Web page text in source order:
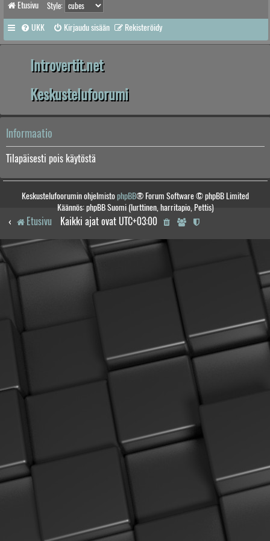
Etusivu Style:
UKK Kirjaudu sisään Rekisteröidy
Introvertit.net
Keskustelufoorumi
Informaatio
Tilapäisesti pois käytöstä
Keskustelufoorumin ohjelmistophpBB® Forum Software © phpBB Limited
Käännös: phpBB Suomi (lurttinen, harritapio, Pettis)
Etusivu Kaikki ajat ovat UTC+03:00